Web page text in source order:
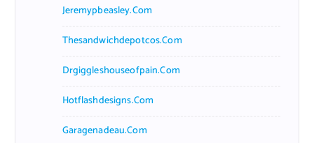
Jeremypbeasley.com
Thesandwichdepotcos.com
Drgiggleshouseofpain.com
Hotflashdesigns.com
Garagenadeau.com